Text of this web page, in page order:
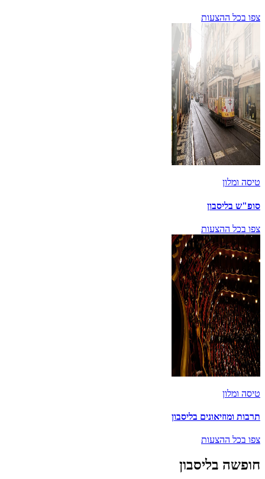
צפו בכל ההצעות
טיסה ומלון
סופ"ש בליסבון
צפו בכל ההצעות
טיסה ומלון
תרבות ומוזיאונים בליסבון
צפו בכל ההצעות
חופשה בליסבון